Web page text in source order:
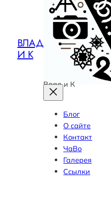
ВЛАД
И К
Влад и К
Блог
О сайте
Контакт
ЧаВо
Галерея
Ссылки